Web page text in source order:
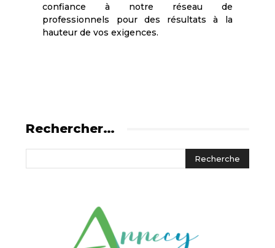
confiance à notre réseau de
professionnels pour des résultats à la
hauteur de vos exigences.
Rechercher…